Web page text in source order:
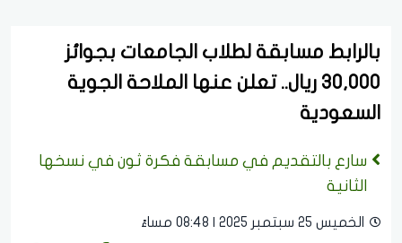
بالرابط مسابقة لطلاب الجامعات بجوائز
30,000 ريال.. تعلن عنها الملاحة الجوية
السعودية
سارع بالتقديم في مسابقة فكرة ثون في نسخها
الثانية
الخميس 25 سبتمبر 2025 | 08:48 مساءً